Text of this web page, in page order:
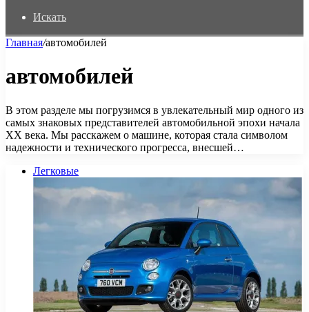
Искать
Главная/автомобилей
автомобилей
В этом разделе мы погрузимся в увлекательный мир одного из
самых знаковых представителей автомобильной эпохи начала
XX века. Мы расскажем о машине, которая стала символом
надежности и технического прогресса, внесшей…
Легковые